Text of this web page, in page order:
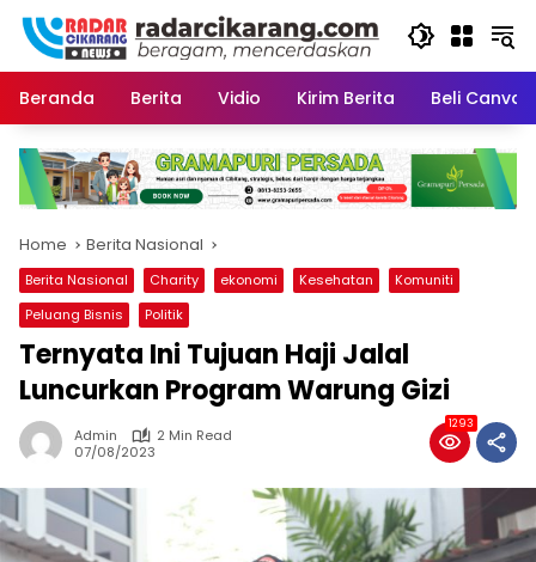
Skip
content
Beranda
Berita Vidio Kirim Berita Beli
Home Berita Nasional
Berita Nasional Charity ekonomi Kesehatan
Komuniti
Peluang Bisnis
Politik
Ternyata Ini Tujuan Haji Jalal
Luncurkan Program Warung Gizi
Admin
2 Min Read
07/08/2023
1293